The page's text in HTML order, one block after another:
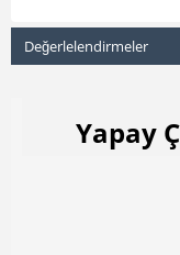
Değerlelendirmeler
Yapay